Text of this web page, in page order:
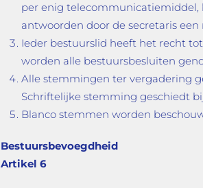
per enig telecommunicatiemiddel,
antwoorden door de secretaris
Ieder bestuurslid heeft het recht
worden alle bestuursbesluiten
Alle stemmingen ter vergadering
Schriftelijke stemming geschiedt
Blanco stemmen worden
Bestuursbevoegdheid
Artikel 6